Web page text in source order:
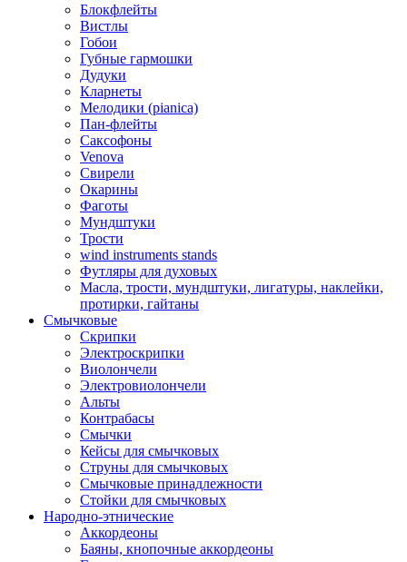
Блокфлейты
Вистлы
Гобои
Губные гармошки
Дудуки
Кларнеты
Мелодики (pianica)
Пан-флейты
Саксофоны
Venova
Свирели
Окарины
Фаготы
Мундштуки
Трости
wind instruments stands
Футляры для духовых
Масла, трости, мундштуки, лигатуры, наклейки,
протирки, гайтаны
Смычковые
Скрипки
Электроскрипки
Виолончели
Электровиолончели
Альты
Контрабасы
Смычки
Кейсы для смычковых
Струны для смычковых
Смычковые принадлежности
Стойки для смычковых
Народно-этнические
Аккордеоны
Баяны, кнопочные аккордеоны